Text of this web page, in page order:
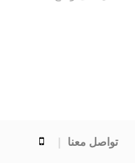
تواصل معنا